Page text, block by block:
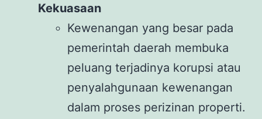
Kekuasaan
Kewenangan yang besar pada
pemerintah daerah membuka
peluang terjadinya korupsi atau
penyalahgunaan kewenangan
dalam proses perizinan properti.